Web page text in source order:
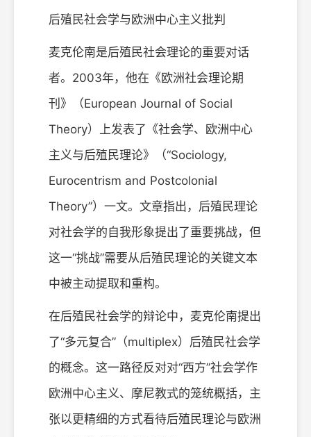
后殖民社会学与欧洲中心主义批判
麦克伦南是后殖民社会理论的重要对话
者。2003年，他在《欧洲社会理论期
刊》（European Journal of Social
Theory）上发表了《社会学、欧洲中心
主义与后殖民理论》（“Sociology,
Eurocentrism and Postcolonial
Theory”）一文。文章指出，后殖民理论
对社会学的自我形象提出了重要挑战，但
这一“挑战”需要从后殖民理论的关键文本
中被主动提取和重构。
在后殖民社会学的辩论中，麦克伦南提出
了“多元复合”（multiplex）后殖民社会学
的概念。这一路径反对对“西方”社会学作
欧洲中心主义、摩尼教式的笼统概括，主
张以更精细的方式看待后殖民理论与欧洲